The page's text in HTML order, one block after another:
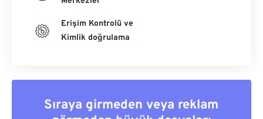
Erişim Kontrolü ve
Kimlik doğrulama
Sıraya girmeden veya reklam